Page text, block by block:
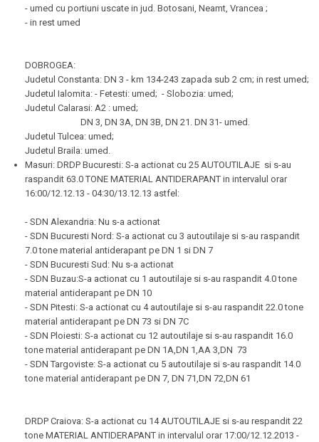
- umed cu portiuni uscate in jud. Botosani, Neamt, Vrancea ;
- in rest umed
DOBROGEA:
Judetul Constanta: DN 3 - km 134-243 zapada sub 2 cm; in rest umed;
Judetul Ialomita: - Fetesti: umed; - Slobozia: umed;
Judetul Calarasi: A2 : umed;
DN 3, DN 3A, DN 3B, DN 21. DN 31- umed.
Judetul Tulcea: umed;
Judetul Braila: umed.
Masuri: DRDP Bucuresti: S-a actionat cu 25 AUTOUTILAJE si s-au
raspandit 63.0 TONE MATERIAL ANTIDERAPANT in intervalul orar
16:00/12.12.13 - 04:30/13.12.13 astfel:
- SDN Alexandria: Nu s-a actionat
- SDN Bucuresti Nord: S-a actionat cu 3 autoutilaje si s-au raspandit
7.0 tone material antiderapant pe DN 1 si DN 7
- SDN Bucuresti Sud: Nu s-a actionat
- SDN Buzau:S-a actionat cu 1 autoutilaje si s-au raspandit 4.0 tone
material antiderapant pe DN 10
- SDN Pitesti: S-a actionat cu 4 autoutilaje si s-au raspandit 22.0 tone
material antiderapant pe DN 73 si DN 7C
- SDN Ploiesti: S-a actionat cu 12 autoutilaje si s-au raspandit 16.0
tone material antiderapant pe DN 1A,DN 1,AA 3,DN 73
- SDN Targoviste: S-a actionat cu 5 autoutilaje si s-au raspandit 14.0
tone material antiderapant pe DN 7, DN 71,DN 72,DN 61
DRDP Craiova: S-a actionat cu 14 AUTOUTILAJE si s-au respandit 22
tone MATERIAL ANTIDERAPANT in intervalul orar 17:00/12.12.2013 -